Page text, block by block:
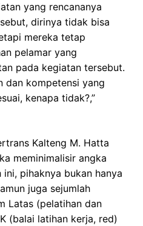
yang rencananya
dirinya tidak bisa
mereka tetap
pelamar yang
pada kegiatan tersebut.
dan kompetensi yang
kenapa tidak?,”
Kalteng M. Hatta
meminimalisir angka
pihaknya bukan hanya
juga sejumlah
Latas (pelatihan dan
(balai latihan kerja, red)